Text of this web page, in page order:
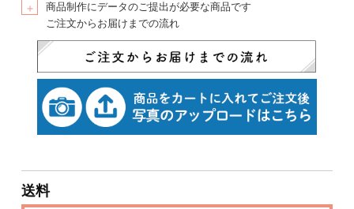
＋
商品制作にデータのご提出が必要な商品です
ご注文からお届けまでの流れ
送料